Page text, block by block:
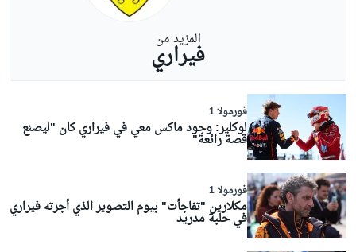
المزيد من
فيراري
فورمولا 1
لوكلير: وجود ماكس معي في فيراري كان "ليصنع
قصة رائعة"
فورمولا 1
مكلارين "تفاجأت" بيوم التصوير الذي أجرته فيراري
في حلبة مدريد